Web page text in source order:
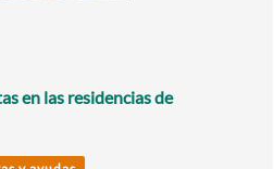
en las residencias de